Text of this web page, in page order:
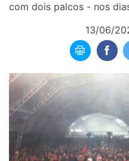
com dois palcos - nos
13/06/